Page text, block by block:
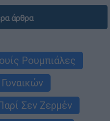
άρθρα
Ρουμπιάλες
Σεν Ζερμέν